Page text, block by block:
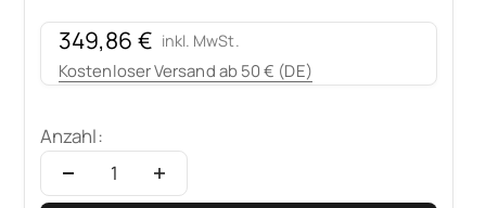
Angebot
349,86 € inkl. MwSt.
Kostenloser Versand ab 50 € (DE)
Anzahl: